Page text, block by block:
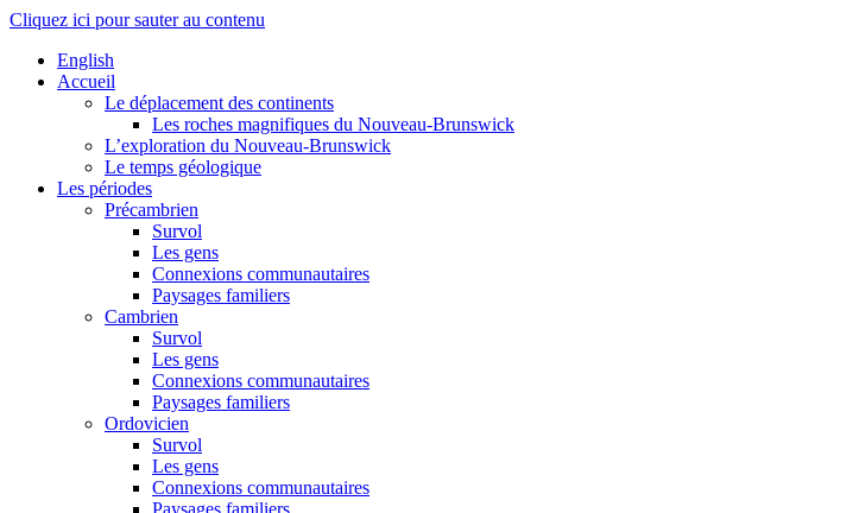
Cliquez ici pour sauter au contenu
English
Accueil
Le déplacement des continents
Les roches magnifiques du Nouveau-Brunswick
L’exploration du Nouveau-Brunswick
Le temps géologique
Les périodes
Précambrien
Survol
Les gens
Connexions communautaires
Paysages familiers
Cambrien
Survol
Les gens
Connexions communautaires
Paysages familiers
Ordovicien
Survol
Les gens
Connexions communautaires
Paysages familiers